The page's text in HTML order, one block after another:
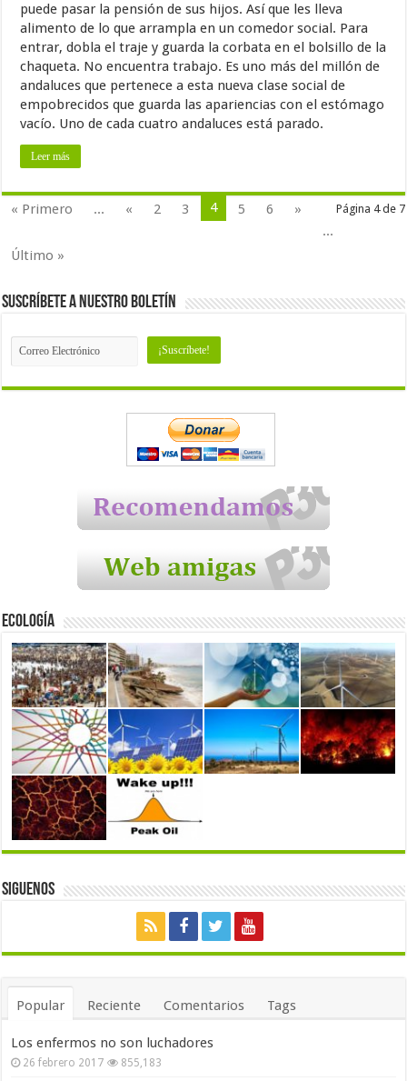
puede pasar la pensión de sus hijos. Así que les lleva
alimento de lo que arrampla en un comedor social. Para
entrar, dobla el traje y guarda la corbata en el bolsillo de la
chaqueta. No encuentra trabajo. Es uno más del millón de
andaluces que pertenece a esta nueva clase social de
empobrecidos que guarda las apariencias con el estómago
vacío. Uno de cada cuatro andaluces está parado.
Leer más
Página 4 de 7
« Primero ... « 2 3 4 5 6
»
...
Último »
Suscríbete a nuestro Boletín
Ecología
Siguenos
Popular Reciente Comentarios Tags
Los enfermos no son luchadores
26 febrero 2017 855,183